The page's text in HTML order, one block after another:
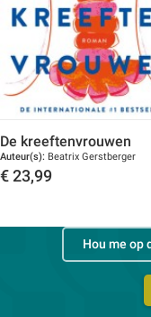
De kreeftenvrouwen
Auteur(s): Beatrix Gerstberger
€ 23,99
Hou me op